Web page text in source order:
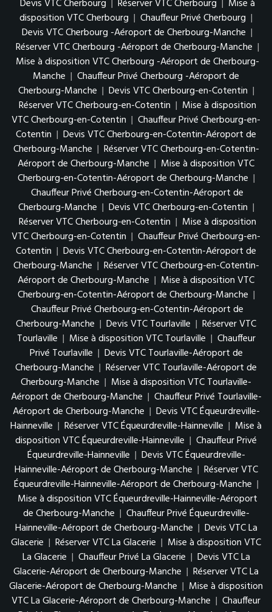
Devis VTC Cherbourg Réserver VTC Cherbourg
Mise à
disposition VTC Cherbourg | Chauffeur Privé Cherbourg |
Devis VTC Cherbourg -Aéroport de Cherbourg-Manche |
Réserver VTC Cherbourg -Aéroport de Cherbourg-Manche |
Mise à disposition VTC Cherbourg -Aéroport de Cherbourg-
Manche | Chauffeur Privé Cherbourg -Aéroport de
Cherbourg-Manche | Devis VTC Cherbourg-en-Cotentin |
Réserver VTC Cherbourg-en-Cotentin | Mise à disposition
VTC Cherbourg-en-Cotentin | Chauffeur Privé Cherbourg-en-
Cotentin | Devis VTC Cherbourg-en-Cotentin-Aéroport de
Cherbourg-Manche | Réserver VTC Cherbourg-en-Cotentin-
Aéroport de Cherbourg-Manche | Mise à disposition VTC
Cherbourg-en-Cotentin-Aéroport de Cherbourg-Manche |
Chauffeur Privé Cherbourg-en-Cotentin-Aéroport de
Cherbourg-Manche | Devis VTC Cherbourg-en-Cotentin |
Réserver VTC Cherbourg-en-Cotentin | Mise à disposition
VTC Cherbourg-en-Cotentin | Chauffeur Privé Cherbourg-en-
Cotentin | Devis VTC Cherbourg-en-Cotentin-Aéroport de
Cherbourg-Manche | Réserver VTC Cherbourg-en-Cotentin-
Aéroport de Cherbourg-Manche | Mise à disposition VTC
Cherbourg-en-Cotentin-Aéroport de Cherbourg-Manche |
Chauffeur Privé Cherbourg-en-Cotentin-Aéroport de
Cherbourg-Manche | Devis VTC Tourlaville | Réserver VTC
Tourlaville | Mise à disposition VTC Tourlaville | Chauffeur
Privé Tourlaville | Devis VTC Tourlaville-Aéroport de
Cherbourg-Manche | Réserver VTC Tourlaville-Aéroport de
Cherbourg-Manche | Mise à disposition VTC Tourlaville-
Aéroport de Cherbourg-Manche | Chauffeur Privé Tourlaville-
Aéroport de Cherbourg-Manche | Devis VTC Équeurdreville-
Hainneville | Réserver VTC Équeurdreville-Hainneville | Mise à
disposition VTC Équeurdreville-Hainneville | Chauffeur Privé
Équeurdreville-Hainneville | Devis VTC Équeurdreville-
Hainneville-Aéroport de Cherbourg-Manche | Réserver VTC
Équeurdreville-Hainneville-Aéroport de Cherbourg-Manche |
Mise à disposition VTC Équeurdreville-Hainneville-Aéroport
de Cherbourg-Manche | Chauffeur Privé Équeurdreville-
Hainneville-Aéroport de Cherbourg-Manche | Devis VTC La
Glacerie | Réserver VTC La Glacerie | Mise à disposition VTC
La Glacerie | Chauffeur Privé La Glacerie | Devis VTC La
Glacerie-Aéroport de Cherbourg-Manche | Réserver VTC La
Glacerie-Aéroport de Cherbourg-Manche | Mise à disposition
VTC La Glacerie-Aéroport de Cherbourg-Manche | Chauffeur